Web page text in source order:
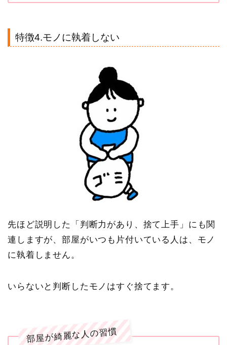
特徴4.モノに執着しない
先ほど説明した「判断力があり、捨て上手」にも関
連しますが、部屋がいつも片付いている人は、モノ
に執着しません。
いらないと判断したモノはすぐ捨てます。
部屋が綺麗な人の習慣